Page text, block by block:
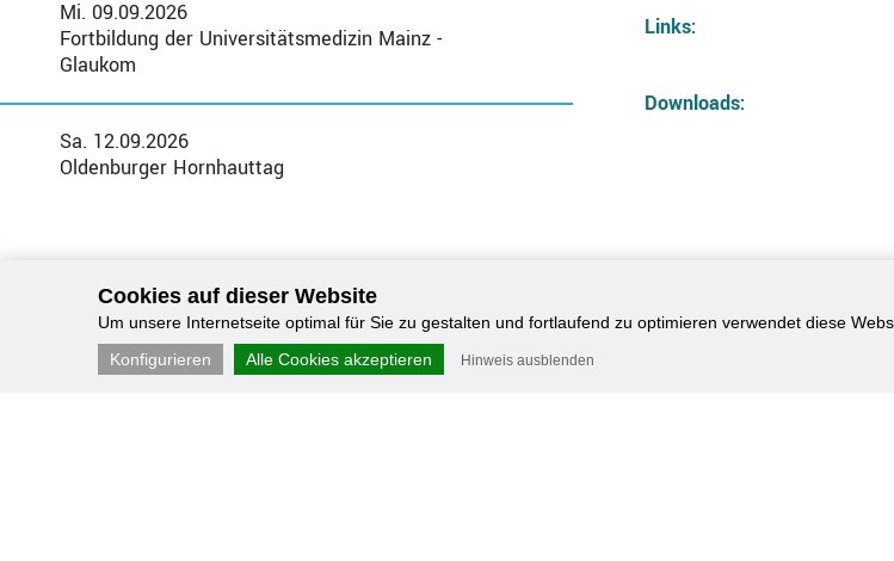
Links:
Downloads:
Mi. 09.09.2026
Fortbildung der Universitätsmedizin Mainz -
Glaukom
Sa. 12.09.2026
Oldenburger Hornhauttag
Cookies auf dieser Website
Um unsere Internetseite optimal für Sie zu gestalten und fortlaufend zu optimieren verwendet diese
Konfigurieren
Alle Cookies akzeptieren Hinweis ausblenden